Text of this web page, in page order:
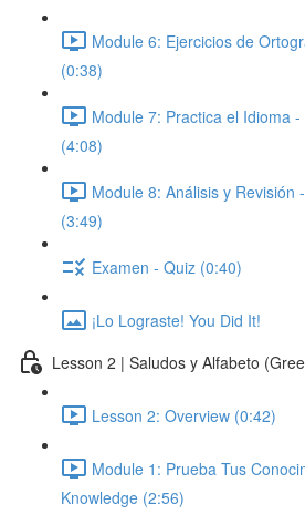
Module 6: Ejercicios de
(0:38)
Module 7: Practica el Idioma
(4:08)
Module 8: Análisis y Revisión
(3:49)
Examen - Quiz (0:40)
¡Lo Lograste! You Did It!
Lesson 2 | Saludos y Alfabeto
Lesson 2: Overview (0:42)
Module 1: Prueba Tus
Knowledge (2:56)